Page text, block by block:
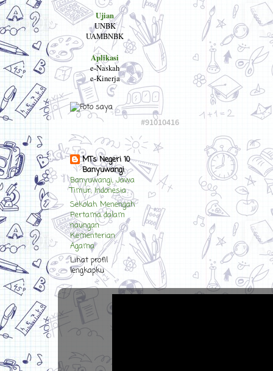
Ujian
UNBK
UAMBNBK
Aplikasi
e-Naskah
e-Kinerja
MTs Negeri 10
Banyuwangi
Banyuwangi, Jawa
Timur, Indonesia
Sekolah Menengah
Pertama dalam
naungan
Kementerian
Agama
Lihat profil
lengkapku